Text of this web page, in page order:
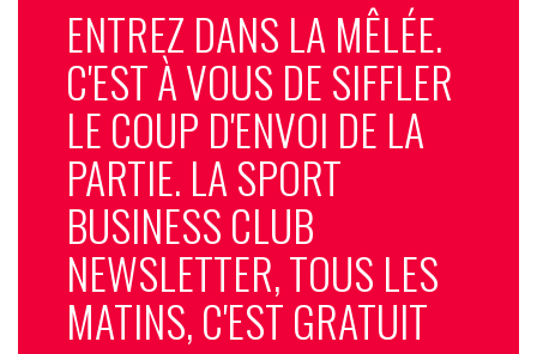
ENTREZ DANS LA MÊLÉE.
C'EST À VOUS DE SIFFLER
LE COUP D'ENVOI DE LA
PARTIE. LA SPORT
BUSINESS CLUB
NEWSLETTER, TOUS LES
MATINS, C'EST GRATUIT